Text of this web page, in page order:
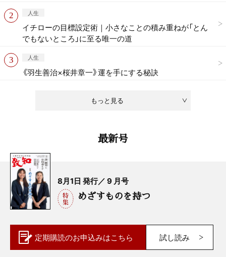
もっと見る
人生
イチローの目標設定術｜小さなことの積み重ねが「とん
でもないところ」に至る唯一の道
人生
《羽生善治×桜井章一》運を手にする秘訣
最新号
8月1日 発行／ 9 月号
めざすものを持つ
定期購読のお申込みはこちら 試し読み